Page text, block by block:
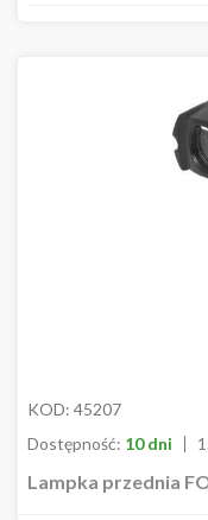
KOD: 45207
Dostępność: 10 dni
Lampka przednia